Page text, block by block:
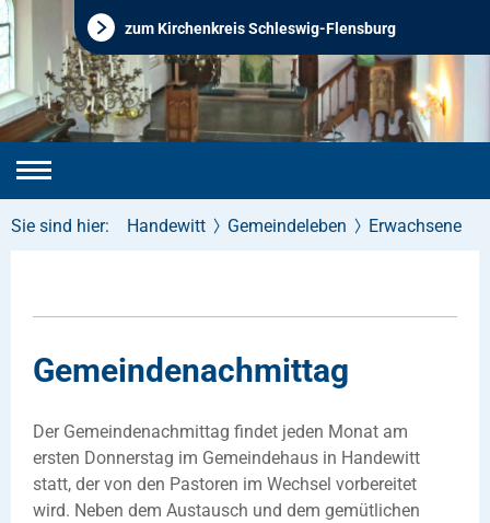
zum Kirchenkreis Schleswig-Flensburg
Sie sind hier: Handewitt Gemeindeleben Erwachsene
Gemeindenachmittag
Der Gemeindenachmittag findet jeden Monat am
ersten Donnerstag im Gemeindehaus in Handewitt
statt, der von den Pastoren im Wechsel vorbereitet
wird. Neben dem Austausch und dem gemütlichen